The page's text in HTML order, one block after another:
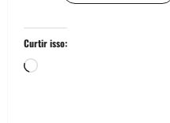
Curtir isso:
Carregando...